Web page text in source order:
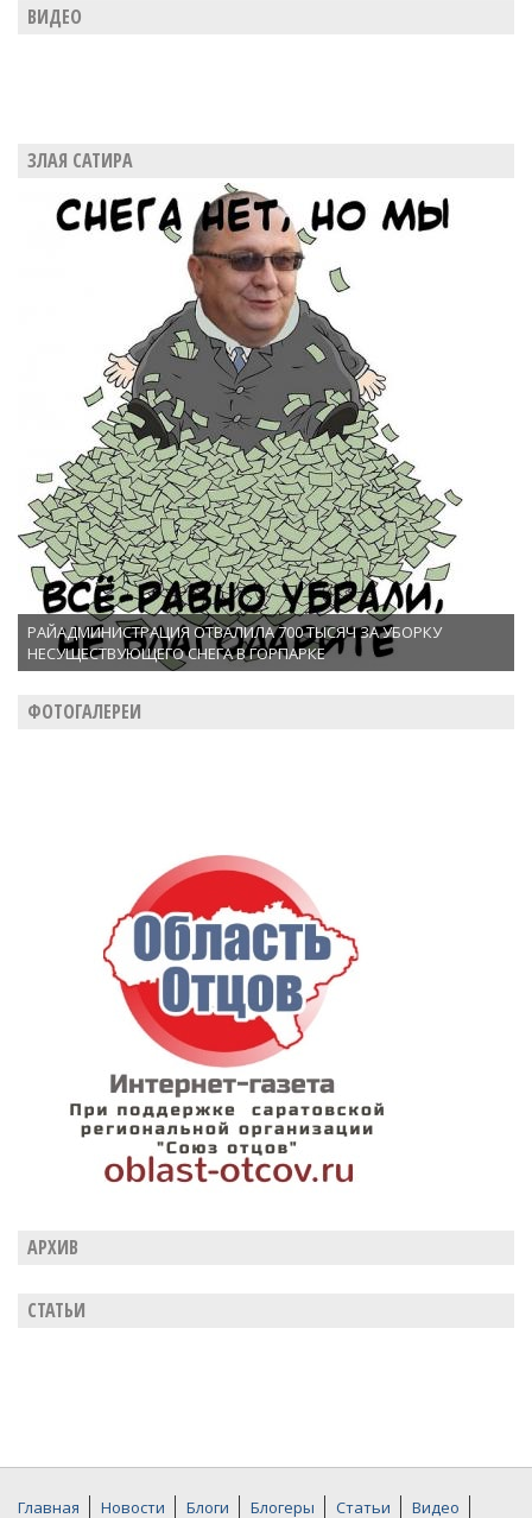
ВИДЕО
ЗЛАЯ САТИРА
РАЙАДМИНИСТРАЦИЯ ОТВАЛИЛА 700 ТЫСЯЧ ЗА УБОРКУ
НЕСУЩЕСТВУЮЩЕГО СНЕГА В ГОРПАРКЕ
ФОТОГАЛЕРЕИ
АРХИВ
СТАТЬИ
Главная Новости Блоги Блогеры Статьи Видео